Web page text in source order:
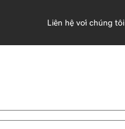
Liên hệ với chúng tôi